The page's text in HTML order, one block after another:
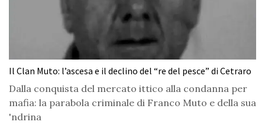
Il Clan Muto: l’ascesa e il declino del “re del pesce” di Cetraro
Dalla conquista del mercato ittico alla condanna per
mafia: la parabola criminale di Franco Muto e della sua
'ndrina